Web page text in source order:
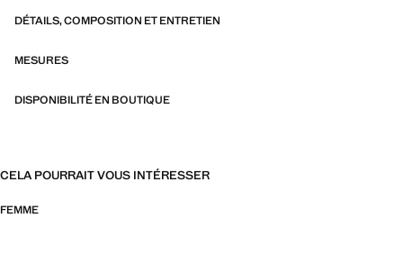
DÉTAILS, COMPOSITION ET ENTRETIEN
MESURES
DISPONIBILITÉ EN BOUTIQUE
CELA POURRAIT VOUS INTÉRESSER
FEMME